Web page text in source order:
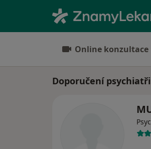
Online konzultace
Doporučení